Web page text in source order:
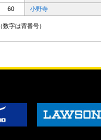
60
小野寺
（数字は背番号）